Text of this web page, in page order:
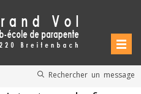
Rechercher un message